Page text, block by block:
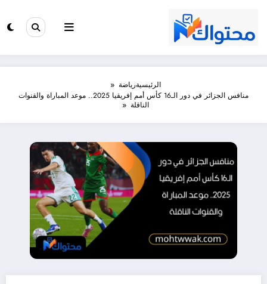
الرئيسيةرياضة
منافس الجزائر في دور الـ16 كأس أمم إفريقيا 2025.. موعد المباراة والقنوات
الناقلة